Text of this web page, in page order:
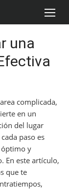
una
complicada,
en un
del lugar
paso es
y
En este artículo,
que te